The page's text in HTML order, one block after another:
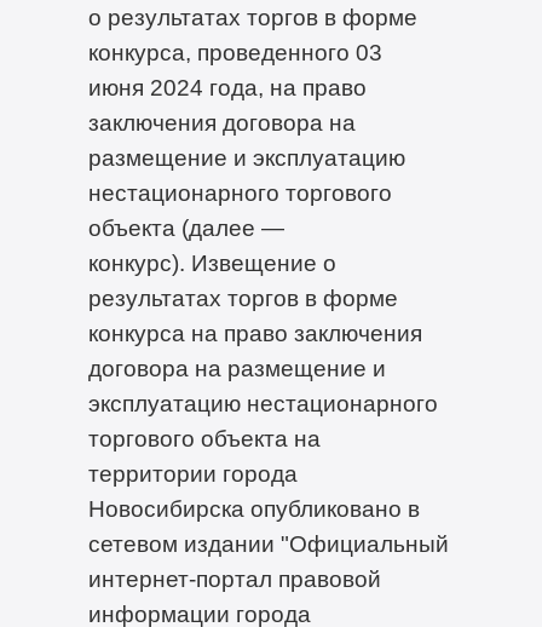
о результатах торгов в форме
конкурса, проведенного 03
июня 2024 года, на право
заключения договора на
размещение и эксплуатацию
нестационарного торгового
объекта (далее —
конкурс). Извещение о
результатах торгов в форме
конкурса на право заключения
договора на размещение и
эксплуатацию нестационарного
торгового объекта на
территории города
Новосибирска опубликовано в
сетевом издании "Официальный
интернет-портал правовой
информации города